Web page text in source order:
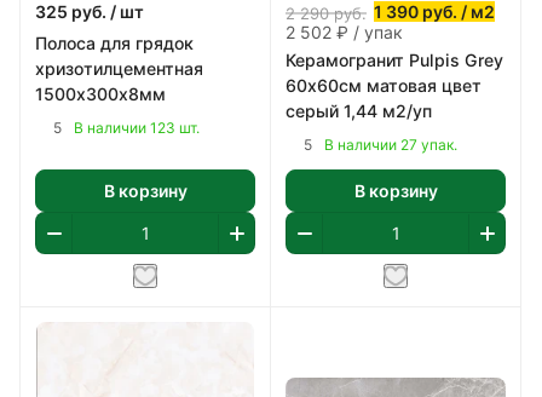
325 руб. / шт
Полоса для грядок
хризотилцементная
1500х300х8мм
5 В наличии 123 шт.
В корзину
2 290руб. 1 390 руб. / м2
2 502 ₽ / упак
Керамогранит Pulpis Grey
60х60см матовая цвет
серый 1,44 м2/уп
5 В наличии 27 упак.
В корзину